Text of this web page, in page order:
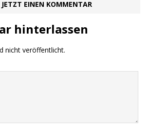
JETZT EINEN KOMMENTAR
hinterlassen
nicht veröffentlicht.